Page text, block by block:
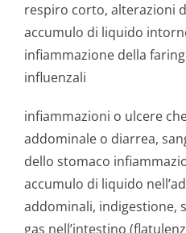
respiro corto, alterazioni
accumulo di liquido
infiammazione della
influenzali
infiammazioni o ulcere
addominale o diarrea,
dello stomaco
accumulo di liquido
addominali, indigestione,
gas nell’intestino